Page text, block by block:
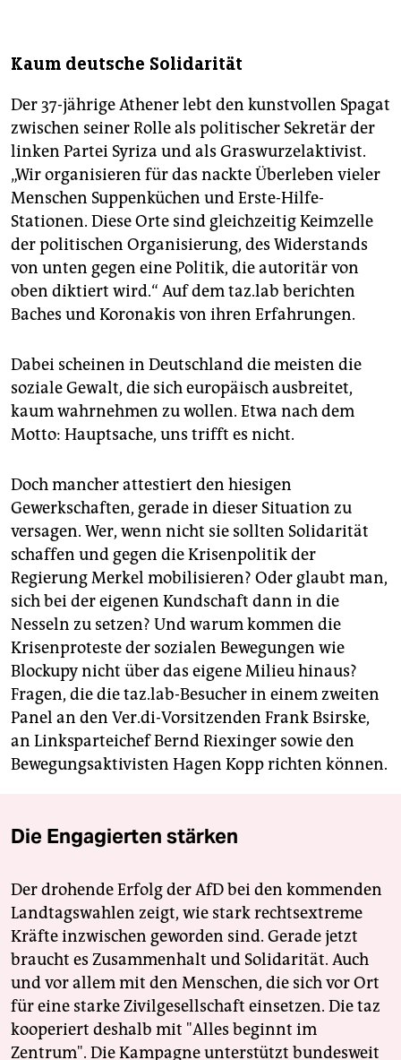
Kaum deutsche Solidarität
Der 37-jährige Athener lebt den kunstvollen Spagat
zwischen seiner Rolle als politischer Sekretär der
linken Partei Syriza und als Graswurzelaktivist.
„Wir organisieren für das nackte Überleben vieler
Menschen Suppenküchen und Erste-Hilfe-
Stationen. Diese Orte sind gleichzeitig Keimzelle
der politischen Organisierung, des Widerstands
von unten gegen eine Politik, die autoritär von
oben diktiert wird.“ Auf dem taz.lab berichten
Baches und Koronakis von ihren Erfahrungen.
Dabei scheinen in Deutschland die meisten die
soziale Gewalt, die sich europäisch ausbreitet,
kaum wahrnehmen zu wollen. Etwa nach dem
Motto: Hauptsache, uns trifft es nicht.
Doch mancher attestiert den hiesigen
Gewerkschaften, gerade in dieser Situation zu
versagen. Wer, wenn nicht sie sollten Solidarität
schaffen und gegen die Krisenpolitik der
Regierung Merkel mobilisieren? Oder glaubt man,
sich bei der eigenen Kundschaft dann in die
Nesseln zu setzen? Und warum kommen die
Krisenproteste der sozialen Bewegungen wie
Blockupy nicht über das eigene Milieu hinaus?
Fragen, die die taz.lab-Besucher in einem zweiten
Panel an den Ver.di-Vorsitzenden Frank Bsirske,
an Linksparteichef Bernd Riexinger sowie den
Bewegungsaktivisten Hagen Kopp richten können.
Die Engagierten stärken
Der drohende Erfolg der AfD bei den kommenden
Landtagswahlen zeigt, wie stark rechtsextreme
Kräfte inzwischen geworden sind. Gerade jetzt
braucht es Zusammenhalt und Solidarität. Auch
und vor allem mit den Menschen, die sich vor Ort
für eine starke Zivilgesellschaft einsetzen. Die taz
kooperiert deshalb mit "Alles beginnt im
Zentrum". Die Kampagne unterstützt bundesweit